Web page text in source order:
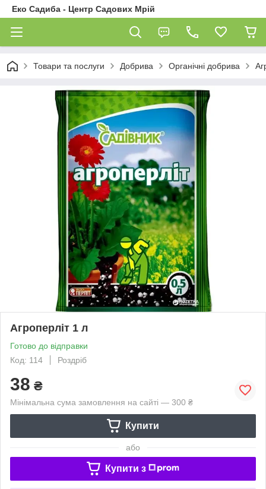
Еко Садиба - Центр Садових Мрій
Товари та послуги Добрива Органічні добрива
Агроперліт 1 л
Готово до відправки
Код: 114
Роздріб
38 ₴
Мінімальна сума замовлення на сайті — 300 ₴
Купити
або
Купити з